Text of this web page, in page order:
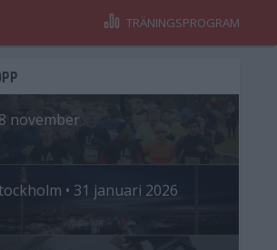
TRÄNINGSPROGRAM
november
• 31 januari 2026